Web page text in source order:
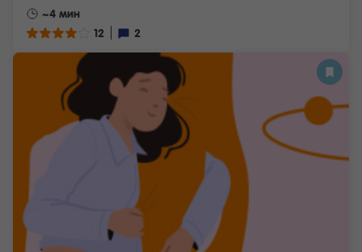
пищеварения и выделения. Несмотря на то, что на сроке
33 недели беременности до появления малыша на свет еще
довольно долго, организм будущей мамы уже сейчас
начинает активно готовиться к родам и грудному
вскармливанию.
~4 мин
12
2